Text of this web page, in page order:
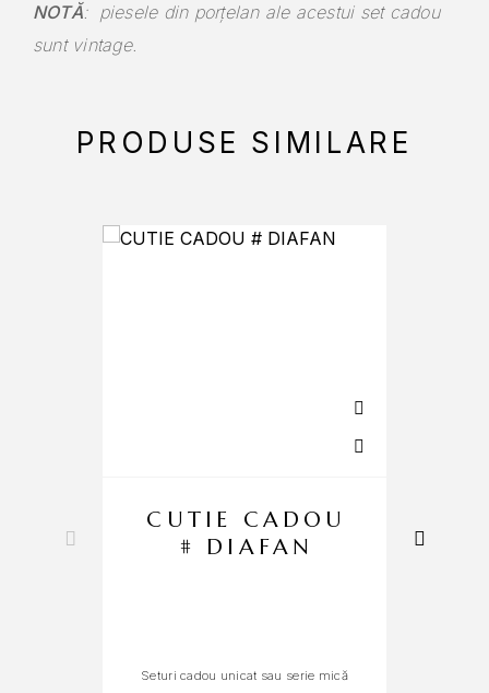
NOTĂ: piesele din porțelan ale acestui set cadou
sunt vintage.
PRODUSE SIMILARE
CUTIE CADOU
# DIAFAN
Seturi cadou unicat sau serie mică